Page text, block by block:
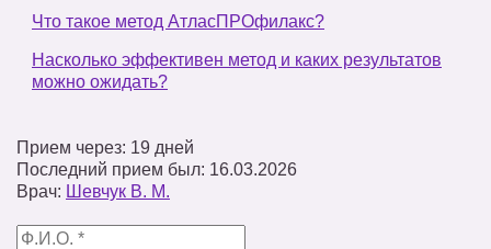
Что такое метод АтласПРОфилакс?
Насколько эффективен метод и каких результатов
можно ожидать?
Прием через: 19 дней
Последний прием был: 16.03.2026
Врач: Шевчук В. М.